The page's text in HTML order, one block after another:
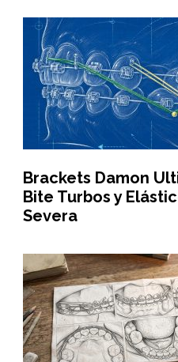
Brackets Damon
Bite Turbos y
Severa